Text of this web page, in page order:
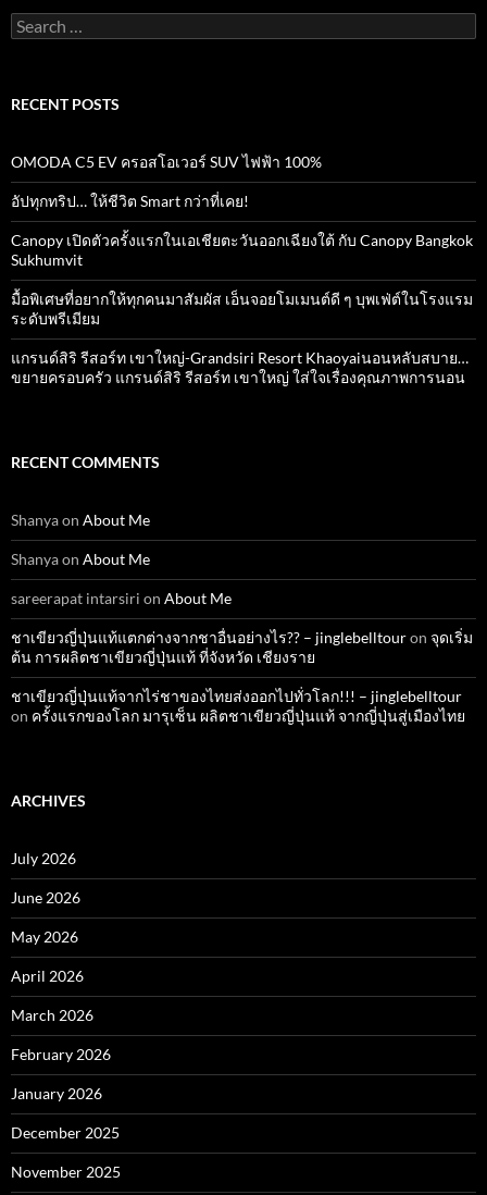
Search
for:
RECENT POSTS
OMODA C5 EV ครอสโอเวอร์ SUV ไฟฟ้า 100%
อัปทุกทริป… ให้ชีวิต Smart กว่าที่เคย!
Canopy เปิดตัวครั้งแรกในเอเชียตะวันออกเฉียงใต้ กับ Canopy Bangkok
Sukhumvit
มื้อพิเศษที่อยากให้ทุกคนมาสัมผัส เอ็นจอยโมเมนต์ดี ๆ บุพเฟ่ต์ในโรงแรม
ระดับพรีเมียม
แกรนด์สิริ​ รีสอร์ท​ เขาใหญ่​-Grandsiri​ Resort​ Khaoyaiนอนหลับสบาย…
ขยายครอบครัว แกรนด์สิริ รีสอร์ท เขาใหญ่ ใส่ใจเรื่องคุณภาพการนอน
RECENT COMMENTS
Shanyaon About Me
Shanyaon About Me
sareerapat intarsiri on About Me
ชาเขียวญี่ปุ่นแท้แตกต่างจากชาอื่นอย่างไร?? – jinglebelltouron จุดเริ่ม
ต้น การผลิตชาเขียวญี่ปุ่นแท้ ที่จังหวัด เชียงราย
ชาเขียวญี่ปุ่นแท้จากไร่ชาของไทยส่งออกไปทั่วโลก!!! – jinglebelltour
on ครั้งแรกของโลก มารุเซ็น ผลิตชาเขียวญี่ปุ่นแท้ จากญี่ปุ่นสู่เมืองไทย
ARCHIVES
July 2026
June 2026
May 2026
April 2026
March 2026
February 2026
January 2026
December 2025
November 2025